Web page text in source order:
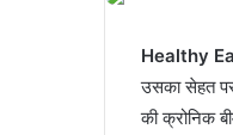
Healthy
उसका सेहत
की क्रोनिक